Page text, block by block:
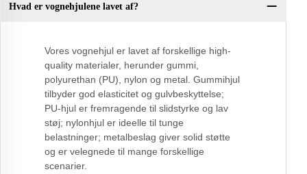
Hvad er vognehjulene lavet af?
Vores vognehjul er lavet af forskellige high-
quality materialer, herunder gummi,
polyurethan (PU), nylon og metal. Gummihjul
tilbyder god elasticitet og gulvbeskyttelse;
PU-hjul er fremragende til slidstyrke og lav
støj; nylonhjul er ideelle til tunge
belastninger; metalbeslag giver solid støtte
og er velegnede til mange forskellige
scenarier.